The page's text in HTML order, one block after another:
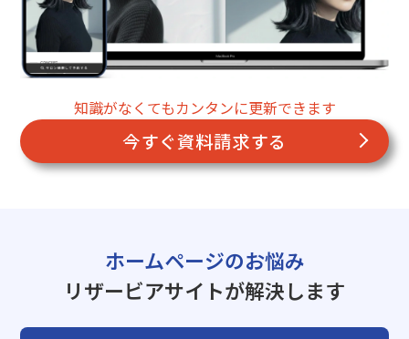
知識がなくてもカンタンに更新できます
今すぐ資料請求する
ホームページのお悩み
リザービアサイトが解決します